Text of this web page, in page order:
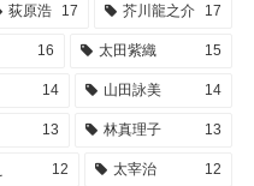
荻原浩 17 芥川龍之介 17
16 太田紫織 15
14 山田詠美 14
13 林真理子 13
12 太宰治 12